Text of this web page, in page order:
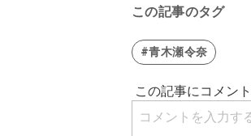
この記事のタグ
#青木瀬令奈